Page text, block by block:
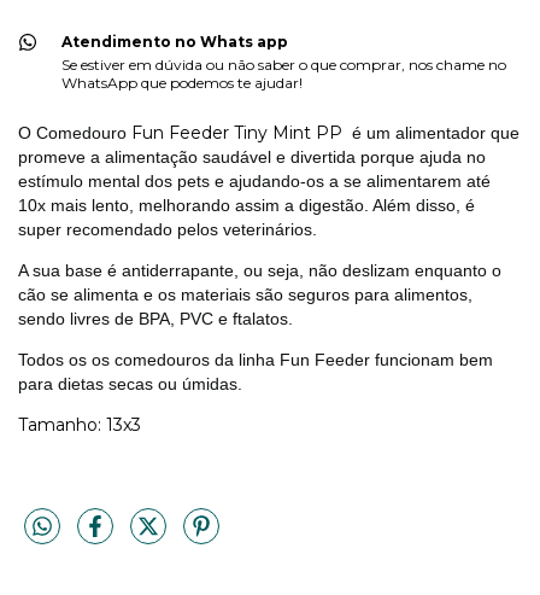
Atendimento no Whats app
Se estiver em dúvida ou não saber o que comprar, nos chame no
WhatsApp que podemos te ajudar!
O Comedouro Fun Feeder Tiny Mint PP é um alimentador que
promeve a alimentação saudável e divertida porque ajuda no
estímulo mental dos pets e ajudando-os a se alimentarem até
10x mais lento, melhorando assim a digestão. Além disso, é
super recomendado pelos veterinários.
A sua base é antiderrapante, ou seja, não deslizam enquanto o
cão se alimenta e os materiais são seguros para alimentos,
sendo livres de BPA, PVC e ftalatos.
Todos os os comedouros da linha Fun Feeder funcionam bem
para dietas secas ou úmidas.
Tamanho: 13x3